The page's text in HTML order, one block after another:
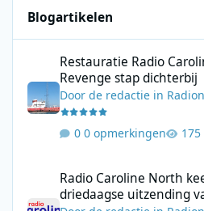
Blogartikelen
Restauratie Radio
Revenge stap dichterbij
Doorde redactie in
0 opmerkingen
Radio Caroline North
driedaagse uitzending